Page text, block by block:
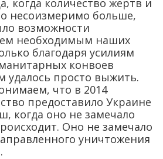
когда количество жертв и
несоизмеримо больше,
возможности
необходимым наших
благодаря усилиям
конвоев
удалось просто выжить.
что в 2014
предоставило Украине
когда оно не замечало
Оно не замечало
уничтожения